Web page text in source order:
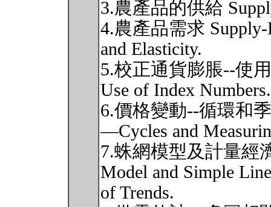
3.農產品的供給
4.農產品需求 Supply-
and Elasticity.
5.校正通貨膨脹--使
Use of Index Numbers.
6.價格變動--循環和
—Cycles and
7.蛛網模型及計量經
Model and Simple
of Trends.